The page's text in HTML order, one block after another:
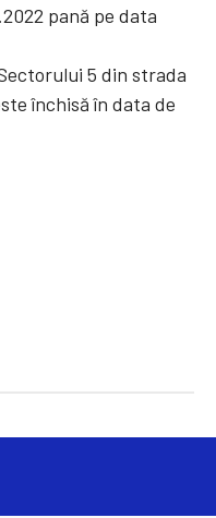
pană pe data
5 din strada
închisă în data de